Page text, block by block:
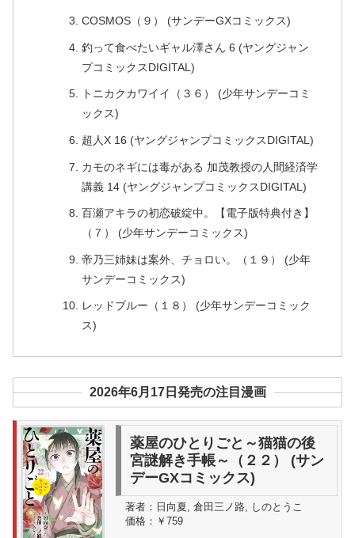
COSMOS（９） (サンデーGXコミックス)
釣って食べたいギャル澤さん 6 (ヤングジャン
プコミックスDIGITAL)
トニカクカワイイ（３６） (少年サンデーコミ
ックス)
超人X 16 (ヤングジャンプコミックスDIGITAL)
カモのネギには毒がある 加茂教授の人間経済学
講義 14 (ヤングジャンプコミックスDIGITAL)
百瀬アキラの初恋破綻中。【電子版特典付き】
（７） (少年サンデーコミックス)
帝乃三姉妹は案外、チョロい。（１９） (少年
サンデーコミックス)
レッドブルー（１８） (少年サンデーコミック
ス)
2026年6月17日発売の注目漫画
薬屋のひとりごと～猫猫の後
宮謎解き手帳～（２２） (サン
デーGXコミックス)
著者： 日向夏, 倉田三ノ路, しのとうこ
価格： ￥759